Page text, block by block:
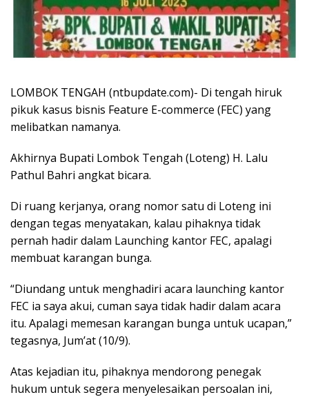
LOMBOK TENGAH (ntbupdate.com)- Di tengah hiruk
pikuk kasus bisnis Feature E-commerce (FEC) yang
melibatkan namanya.
Akhirnya Bupati Lombok Tengah (Loteng) H. Lalu
Pathul Bahri angkat bicara.
Di ruang kerjanya, orang nomor satu di Loteng ini
dengan tegas menyatakan, kalau pihaknya tidak
pernah hadir dalam Launching kantor FEC, apalagi
membuat karangan bunga.
“Diundang untuk menghadiri acara launching kantor
FEC ia saya akui, cuman saya tidak hadir dalam acara
itu. Apalagi memesan karangan bunga untuk ucapan,”
tegasnya, Jum’at (10/9).
Atas kejadian itu, pihaknya mendorong penegak
hukum untuk segera menyelesaikan persoalan ini,